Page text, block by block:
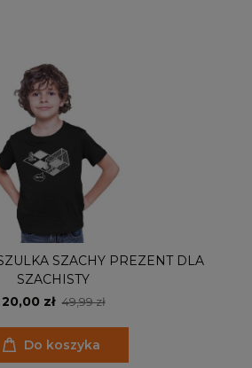
SZACHY PREZENT DLA
SZACHISTY
20,00 zł 49,99 zł
Do koszyka